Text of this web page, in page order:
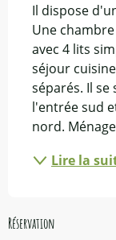
Il dispose
Une
avec 4 lits
séjour
séparés. ​Il
l'entrée sud
nord.
Lire la
Réservation